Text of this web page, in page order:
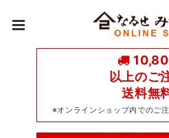
以上のご
送料無
※オンラインショップ内でのご